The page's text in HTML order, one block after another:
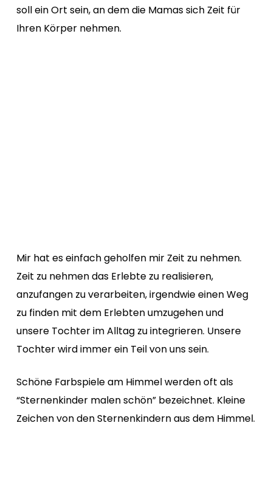
soll ein Ort sein, an dem die Mamas sich Zeit für
Ihren Körper nehmen.
Mir hat es einfach geholfen mir Zeit zu nehmen.
Zeit zu nehmen das Erlebte zu realisieren,
anzufangen zu verarbeiten, irgendwie einen Weg
zu finden mit dem Erlebten umzugehen und
unsere Tochter im Alltag zu integrieren. Unsere
Tochter wird immer ein Teil von uns sein.
Schöne Farbspiele am Himmel werden oft als
“Sternenkinder malen schön” bezeichnet. Kleine
Zeichen von den Sternenkindern aus dem Himmel.